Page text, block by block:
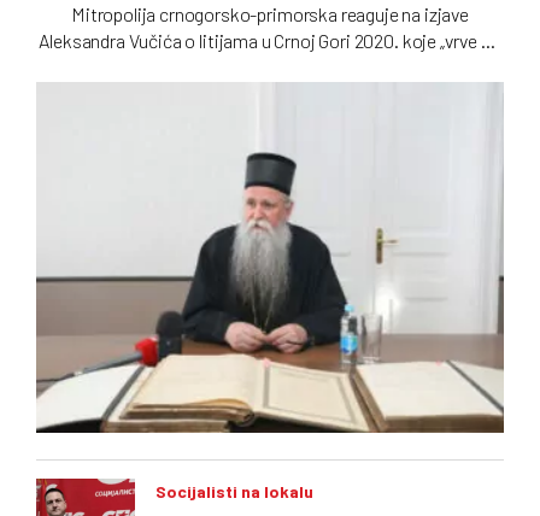
Mitropolija crnogorsko-primorska reaguje na izjave
Aleksandra Vučića o litijama u Crnoj Gori 2020. koje „vrve od
Socijalisti na lokalu